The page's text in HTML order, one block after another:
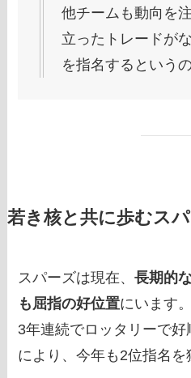
他チームも動向を
立ったトレードが
を指名するという
若き核と共に歩むス
スパーズは現在、長期的
も屈指の好位置にいます。
3年連続でロッタリーで
により、今年も2位指名を